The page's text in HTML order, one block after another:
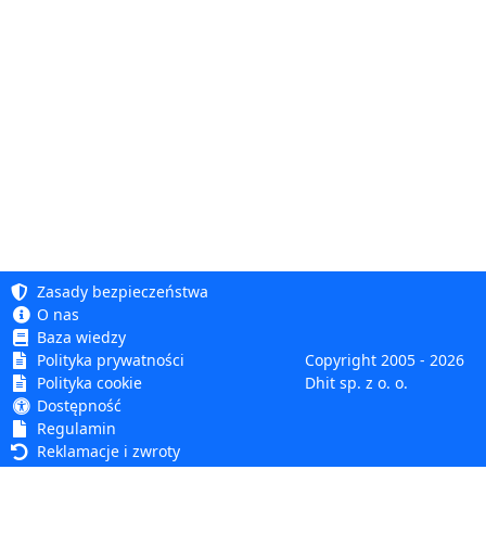
Zasady bezpieczeństwa
O nas
Baza wiedzy
Polityka prywatności
Polityka cookie
Dostępność
Regulamin
Reklamacje i zwroty
Copyright 2005 - 2026
Dhit sp. z o. o.